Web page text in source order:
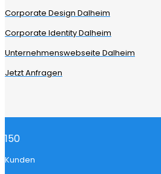
Corporate Design Dalheim
Corporate Identity Dalheim
Unternehmenswebseite Dalheim
Jetzt Anfragen
150
Kunden